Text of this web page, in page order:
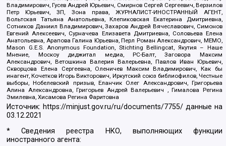
Владимирович, Гусев Андрей Юрьевич, Смирнов Сергей Сергеевич, Верзилов
Петр Юрьевич, ЗП, Зона права, ЖУРНАЛИСТ-ИНОСТРАННЫЙ АГЕНТ,
Вольтская Татьяна Анатольевна, Клепиковская Екатерина Дмитриевна,
Сотников Даниил Владимирович, Захаров Андрей Вячеславович, Симонов
Евгений Алексеевич, Сурначева Елизавета Дмитриевна, Соловьева Елена
Анатольевна, Арапова Галина Юрьевна, Перл Роман Александрович, МЕМО,
Mason G.E.S. Anonymous Foundation, Stichting Bellingcat, Якутия – Наше
Мнение, Москоу диджитал медиа, РС-Балт, Заговора Максим
Александрович, Ветошкина Валерия Валерьевна, Павлов Иван Юрьевич,
Скворцова Елена Сергеевна, Оленичев Максим Владимирович, Как бы
инагент, Кочетков Игорь Викторович, Иркутский союз библиофилов, Честные
выборы, Нобелевский призыв, Еланчик Олег Александрович, Григорьева
Алина Александровна, Григорьев Андрей Валерьевич , Гималова Регина
Эмилевна, Хисамова Регина Фаритовна
Источник: https://minjust.gov.ru/ru/documents/7755/ данные на
03.12.2021
* Сведения реестра НКО, выполняющих функции
иностранного агента: